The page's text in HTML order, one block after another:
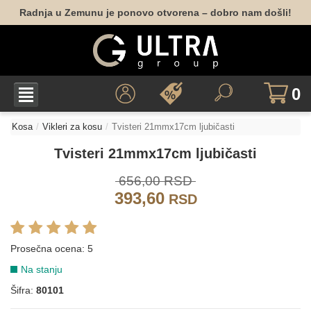
Radnja u Zemunu je ponovo otvorena – dobro nam došli!
0
Kosa Vikleri za kosu Tvisteri 21mmx17cm ljubičasti
Tvisteri 21mmx17cm ljubičasti
656,00 RSD
393,60RSD
Prosečna ocena: 5
Na stanju
Šifra: 80101